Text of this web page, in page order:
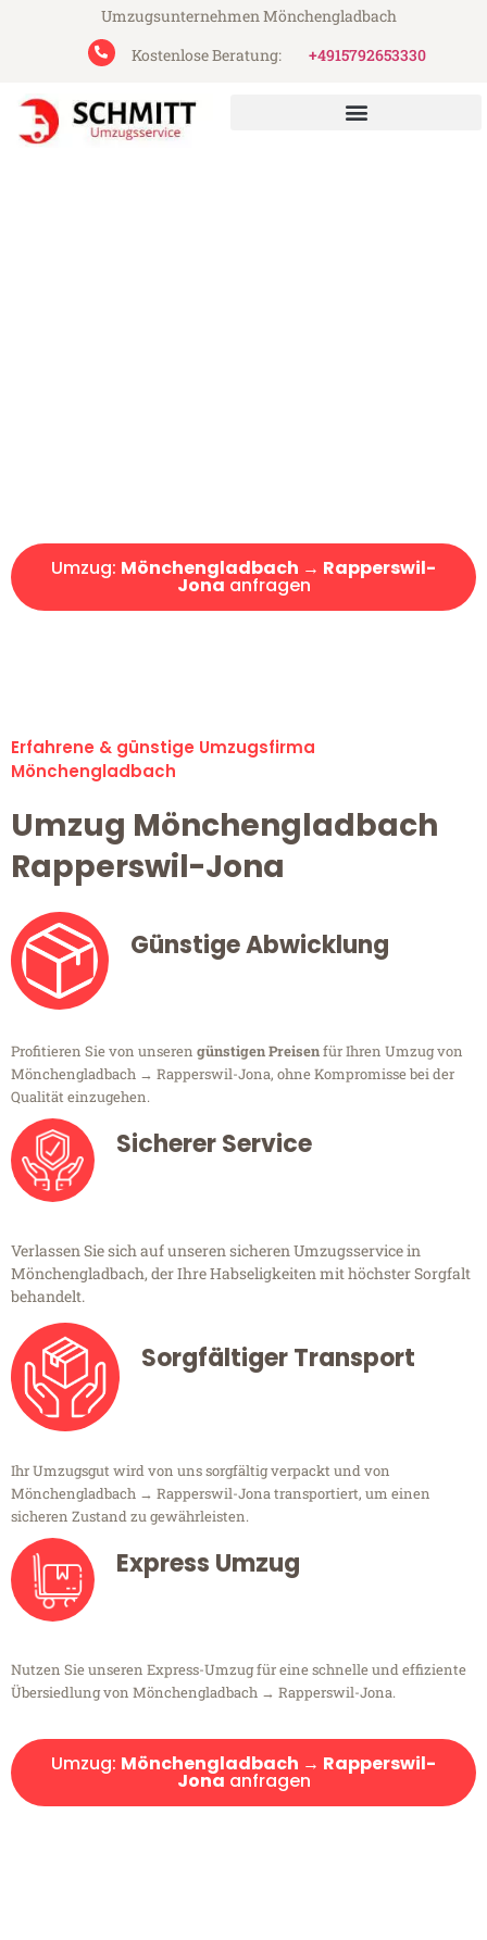
Umzugsunternehmen Mönchengladbach
Kostenlose Beratung:
+4915792653330
Umzug: Mönchengladbach → Rapperswil-
Jona anfragen
Erfahrene & günstige Umzugsfirma
Mönchengladbach
Umzug Mönchengladbach
Rapperswil-Jona
Günstige Abwicklung
Profitieren Sie von unseren günstigen Preisenfür Ihren Umzug von
Mönchengladbach → Rapperswil-Jona, ohne Kompromisse bei der
Qualität einzugehen.
Sicherer Service
Verlassen Sie sich auf unseren sicheren Umzugsservice in
Mönchengladbach, der Ihre Habseligkeiten mit höchster Sorgfalt
behandelt.
Sorgfältiger Transport
Ihr Umzugsgut wird von uns sorgfältig verpackt und von
Mönchengladbach → Rapperswil-Jona transportiert, um einen
sicheren Zustand zu gewährleisten.
Express Umzug
Nutzen Sie unseren Express-Umzug für eine schnelle und effiziente
Übersiedlung von Mönchengladbach → Rapperswil-Jona.
Umzug: Mönchengladbach → Rapperswil-
Jona anfragen